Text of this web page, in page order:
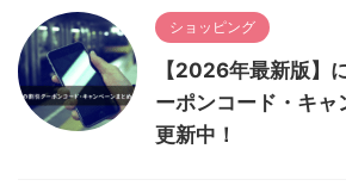
ショッピング
【2026年最新版】
ーポンコード・キャ
更新中！